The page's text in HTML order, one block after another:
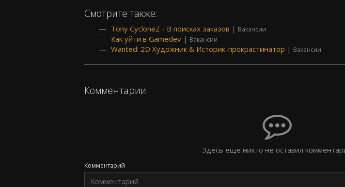
Смотрите также:
Tony CycloneZ - В поисках заказов | Вакансии
Как уйти в Gamedev | Вакансии
Wanted: 2D Художник & Историк-прокрастинатор | Вакансии
Комментарии
Здесь еще никто не оставил
Комментарий